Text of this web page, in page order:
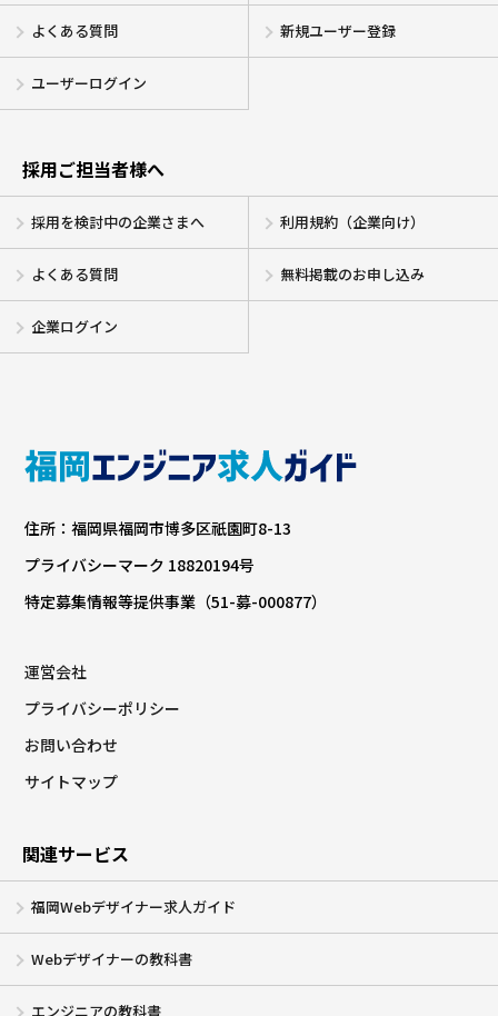
よくある質問 新規ユーザー登録
ユーザーログイン
採用ご担当者様へ
採用を検討中の企業さまへ 利用規約（企業向け）
よくある質問 無料掲載のお申し込み
企業ログイン
住所：福岡県福岡市博多区祇園町8-13
プライバシーマーク 18820194号
特定募集情報等提供事業（51-募-000877）
運営会社
プライバシーポリシー
お問い合わせ
サイトマップ
関連サービス
福岡Webデザイナー求人ガイド
Webデザイナーの教科書
エンジニアの教科書